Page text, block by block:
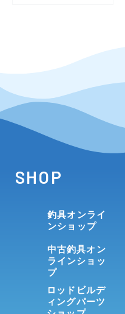
SHOP
釣具オンライ
ンショップ
中古釣具オン
ラインショッ
プ
ロッドビルデ
ィングパーツ